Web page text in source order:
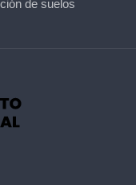
de suelos